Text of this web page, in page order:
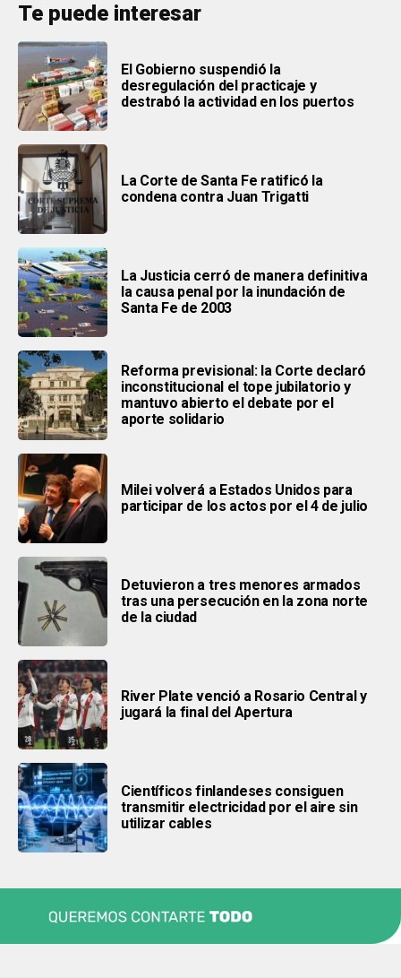
Te puede interesar
El Gobierno suspendió la
desregulación del practicaje y
destrabó la actividad en los puertos
La Corte de Santa Fe ratificó la
condena contra Juan Trigatti
La Justicia cerró de manera definitiva
la causa penal por la inundación de
Santa Fe de 2003
Reforma previsional: la Corte declaró
inconstitucional el tope jubilatorio y
mantuvo abierto el debate por el
aporte solidario
Milei volverá a Estados Unidos para
participar de los actos por el 4 de julio
Detuvieron a tres menores armados
tras una persecución en la zona norte
de la ciudad
River Plate venció a Rosario Central y
jugará la final del Apertura
Científicos finlandeses consiguen
transmitir electricidad por el aire sin
utilizar cables